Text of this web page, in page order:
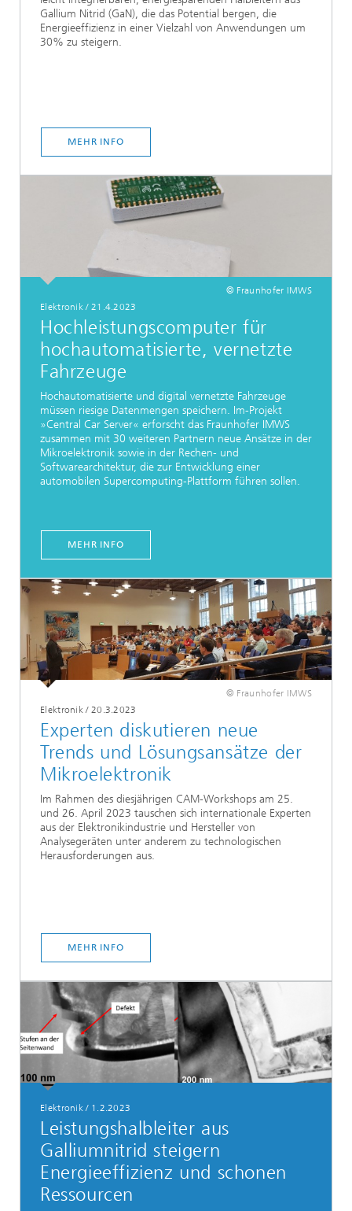
Gallium Nitrid (GaN), die das Potential bergen, die
Energieeffizienz in einer Vielzahl von Anwendungen um
30% zu steigern.
MEHR INFO
© Fraunhofer IMWS
Elektronik/ 21.4.2023
Hochleistungscomputer für
hochautomatisierte, vernetzte
Fahrzeuge
Hochautomatisierte und digital vernetzte Fahrzeuge
müssen riesige Datenmengen speichern. Im-Projekt
»Central Car Server« erforscht das Fraunhofer IMWS
zusammen mit 30 weiteren Partnern neue Ansätze in der
Mikroelektronik sowie in der Rechen- und
Softwarearchitektur, die zur Entwicklung einer
automobilen Supercomputing-Plattform führen sollen.
MEHR INFO
© Fraunhofer IMWS
Elektronik/ 20.3.2023
Experten diskutieren neue
Trends und Lösungsansätze der
Mikroelektronik
Im Rahmen des diesjährigen CAM-Workshops am 25.
und 26. April 2023 tauschen sich internationale Experten
aus der Elektronikindustrie und Hersteller von
Analysegeräten unter anderem zu technologischen
Herausforderungen aus.
MEHR INFO
Elektronik/ 1.2.2023
Leistungshalbleiter aus
Galliumnitrid steigern
Energieeffizienz und schonen
Ressourcen